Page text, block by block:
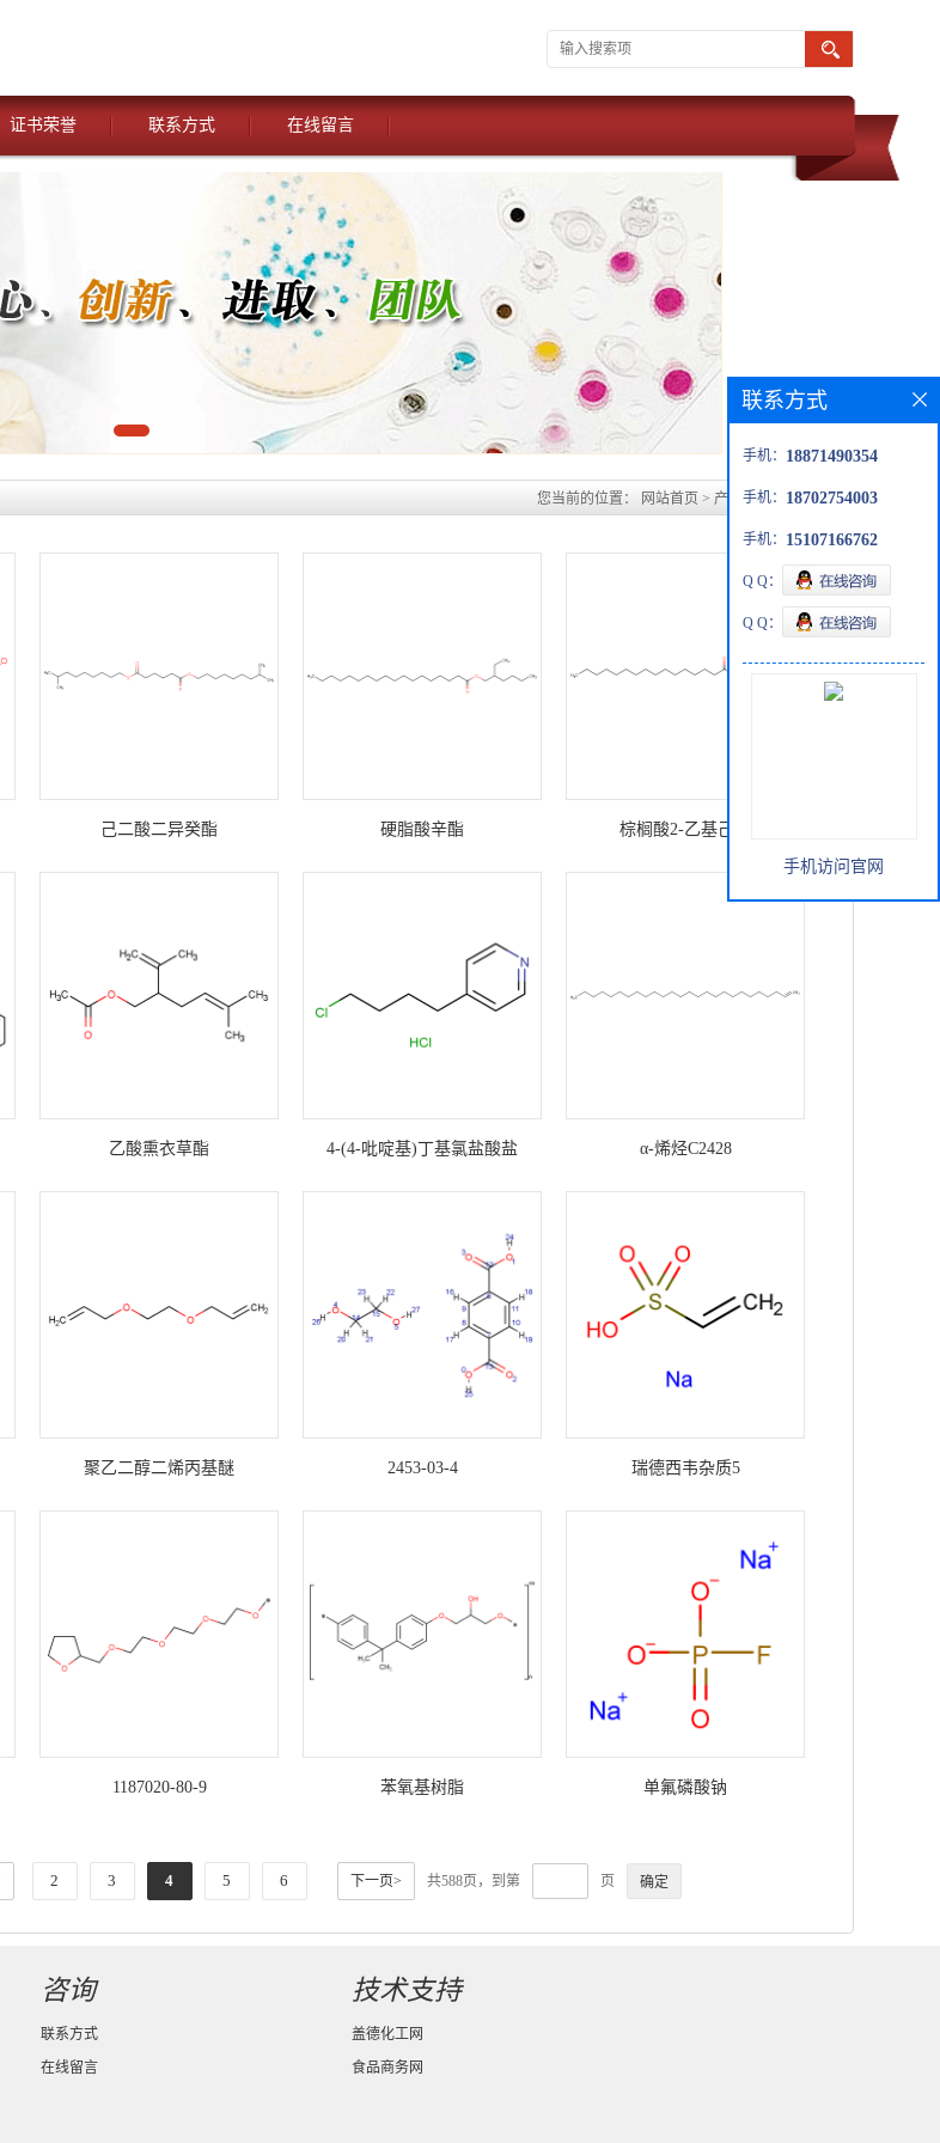
证书荣誉 联系方式 在线留言
您当前的位置： 网站首页 > 产品展厅> 优势品种
己二酸二异癸酯 硬脂酸辛酯 棕榈酸2-乙基己酯
乙酸熏衣草酯 4-(4-吡啶基)丁基氯盐酸盐 α-烯烃C2428
聚乙二醇二烯丙基醚 2453-03-4 瑞德西韦杂质5
1187020-80-9 苯氧基树脂 单氟磷酸钠
2 3 4 5 6 下一页> 共588页，到第 页
联系方式
手机： 18871490354
手机： 18702754003
手机： 15107166762
Q Q：
Q Q：
手机访问官网
咨询
联系方式
在线留言
技术支持
盖德化工网
食品商务网